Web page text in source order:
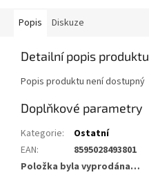
Popis Diskuze
Detailní popis produktu
Popis produktu není dostupný
Doplňkové parametry
Kategorie:
Ostatní
EAN:
8595028493801
Položka byla vyprodána…